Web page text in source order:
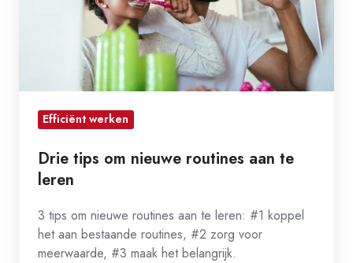
Efficiënt werken
Drie tips om nieuwe routines aan te
leren
3 tips om nieuwe routines aan te leren: #1 koppel
het aan bestaande routines, #2 zorg voor
meerwaarde, #3 maak het belangrijk.